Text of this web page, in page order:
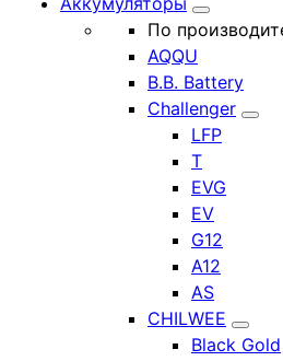
По
AQQU
B.B. Battery
Challenger
LFP
T
EVG
EV
G12
A12
AS
CHILWEE
Black Gold